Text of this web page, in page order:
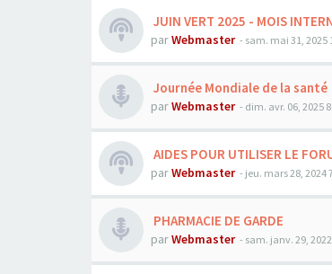
JUIN VERT 2025 - MOIS
parWebmaster - sam. mai 31, 2025
Journée Mondiale de la santé
parWebmaster - dim. avr. 06, 2025
AIDES POUR UTILISER LE
parWebmaster - jeu. mars 28, 2024
PHARMACIE DE GARDE
parWebmaster - sam. janv. 29,